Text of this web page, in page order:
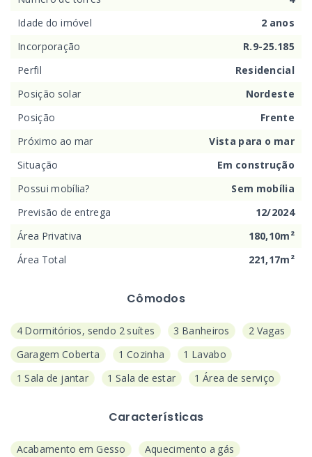
Cômodos
4 Dormitórios, sendo 2 suítes 3 Banheiros
2 Vagas
Garagem Coberta
1 Cozinha
1 Lavabo
1 Sala de jantar
1 Sala de estar 1 Área de serviço
Características
Acabamento em Gesso
Aquecimento a gás
Idade do imóvel
2 anos
Incorporação
R.9-25.185
Perfil
Residencial
Posição solar
Nordeste
Posição
Frente
Próximo ao mar
Vista para o mar
Situação
Em construção
Possui mobília?
Sem mobília
Previsão de entrega
12/2024
Área Privativa
180,10m²
Área Total
221,17m²